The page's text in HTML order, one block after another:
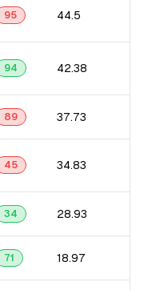
95 44.5
94 42.38
89 37.73
45 34.83
34 28.93
71 18.97